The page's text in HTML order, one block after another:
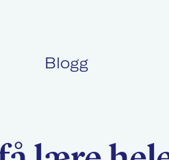
Blogg